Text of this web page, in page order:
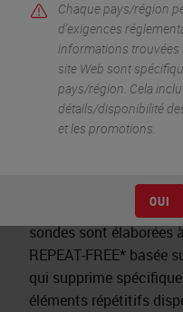
Chaque pays/région
d'exigences
informations trouvées
site Web sont
pays/région. Cela
détails/disponibilité
et les promotions.
OUI
Sondes
FISH
Les sondes Kreatech
avancée en matière
sondes sont élaborées
REPEAT-FREE* basée
qui supprime
éléments répétitifs